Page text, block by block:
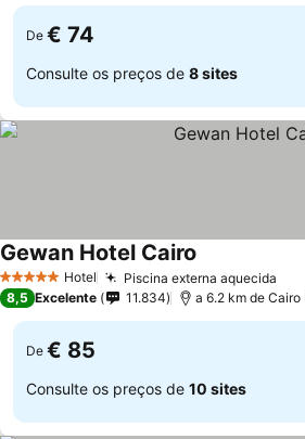
De € 74
Consulte os preços de 8 sites
5 Estrelas Hotel Piscina externa aquecida
Gewan Hotel Cairo
8,5 Excelente 11.834 a 6.2 km de
De € 85
Consulte os preços de 10 sites